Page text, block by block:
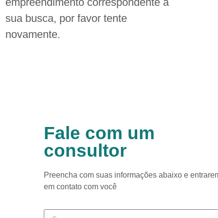
sua busca, por favor tente
novamente.
Fale com um
consultor
Preencha com suas informações abaixo e
em contato com você